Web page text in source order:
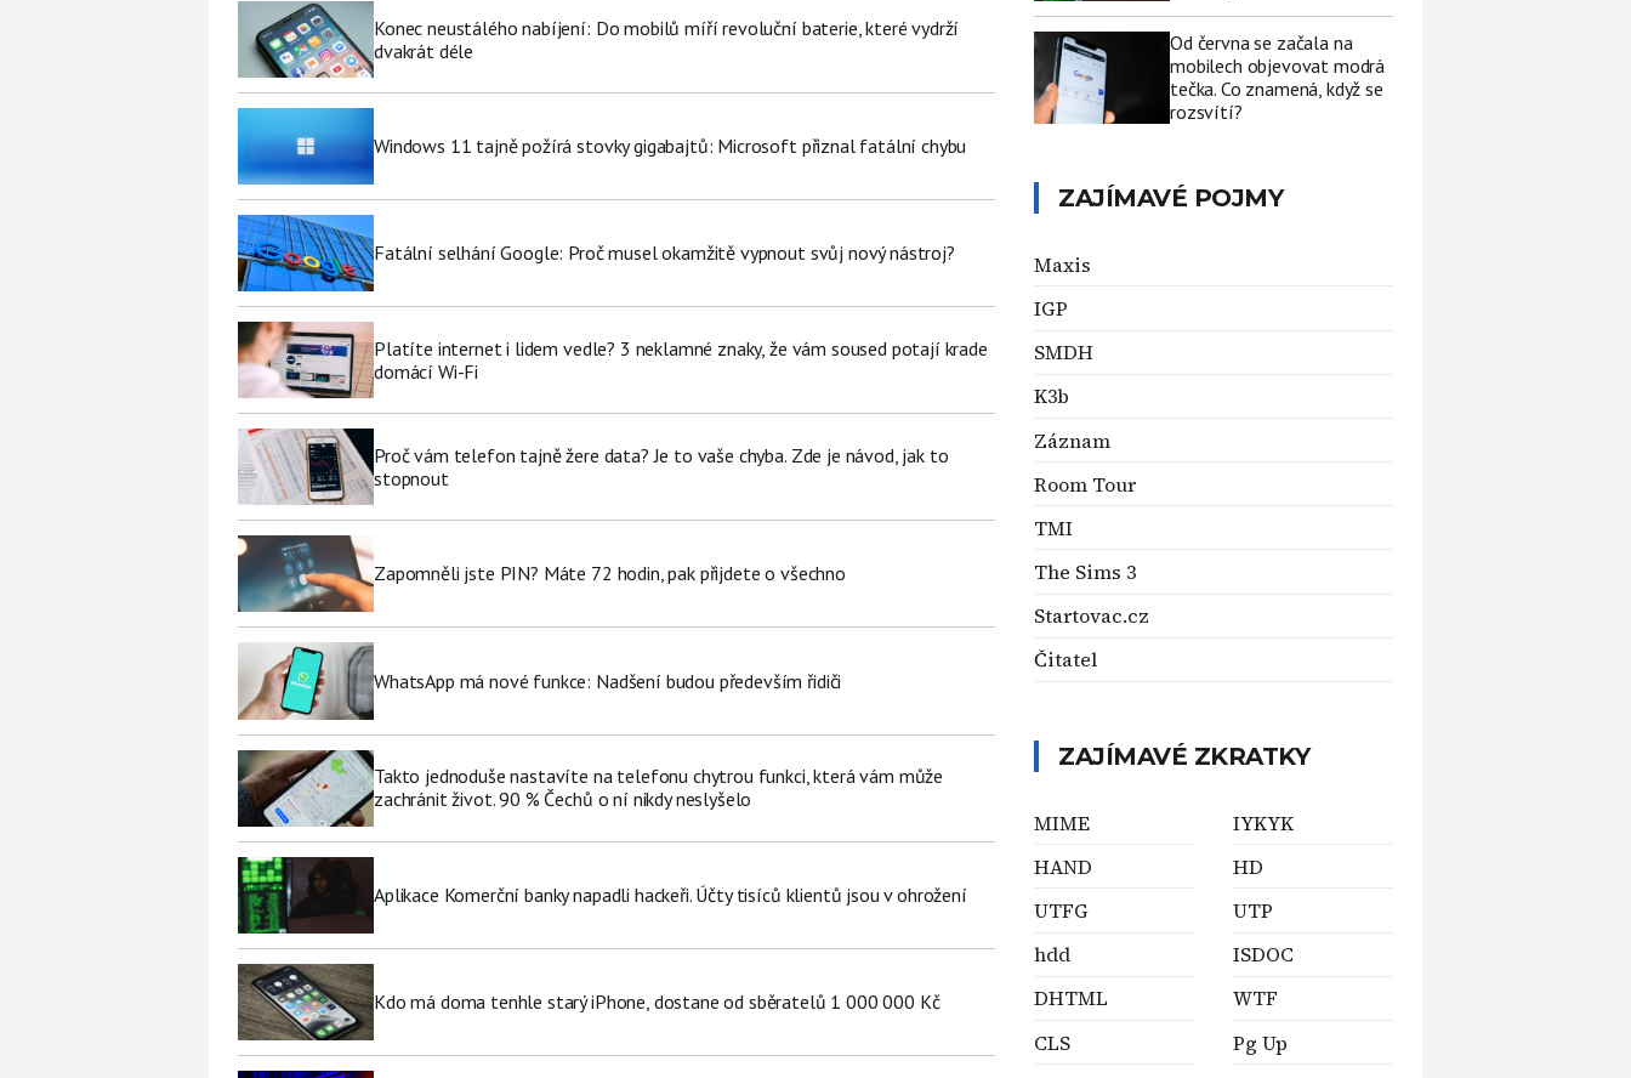
Konec neustálého nabíjení: Do mobilů míří revoluční baterie, které vydrží
dvakrát déle
Windows 11 tajně požírá stovky gigabajtů: Microsoft přiznal fatální chybu
Fatální selhání Google: Proč musel okamžitě vypnout svůj nový nástroj?
Platíte internet i lidem vedle? 3 neklamné znaky, že vám soused potají krade
domácí Wi-Fi
Proč vám telefon tajně žere data? Je to vaše chyba. Zde je návod, jak to
stopnout
Zapomněli jste PIN? Máte 72 hodin, pak přijdete o všechno
WhatsApp má nové funkce: Nadšení budou především řidiči
Takto jednoduše nastavíte na telefonu chytrou funkci, která vám může
zachránit život. 90 % Čechů o ní nikdy neslyšelo
Aplikace Komerční banky napadli hackeři. Účty tisíců klientů jsou v ohrožení
Kdo má doma tenhle starý iPhone, dostane od sběratelů 1 000 000 Kč
Od června se začala na
mobilech objevovat modrá
tečka. Co znamená, když se
rozsvítí?
ZAJÍMAVÉ POJMY
Maxis
IGP
SMDH
K3b
Záznam
Room Tour
TMI
The Sims 3
Startovac.cz
Čitatel
ZAJÍMAVÉ ZKRATKY
MIME
HAND
UTFG
hdd
DHTML
CLS
IYKYK
HD
UTP
ISDOC
WTF
Pg Up